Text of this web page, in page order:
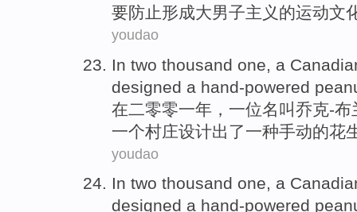
要防止形成大男子主义的运动文
youdao
In two thousand one, a
designed a hand-powered
在二零零一年， 一位名叫乔克-布
一个村庄设计出了一种手动的花
youdao
In two thousand one, a
designed a hand-powered